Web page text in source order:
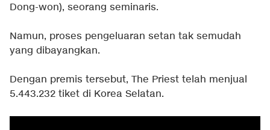
Dong-won), seorang seminaris.
Namun, proses pengeluaran setan tak semudah
yang dibayangkan.
Dengan premis tersebut, The Priest telah menjual
5.443.232 tiket di Korea Selatan.